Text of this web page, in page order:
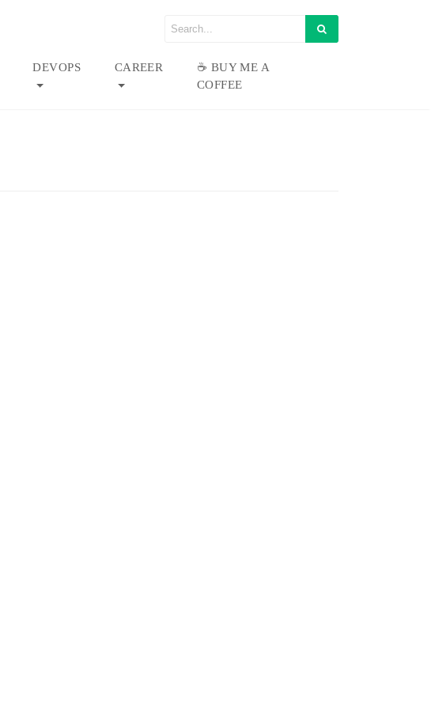
DEVOPS CAREER
☕ BUY ME A
COFFEE